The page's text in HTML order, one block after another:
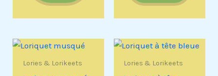
Lories & Lorikeets Lories & Lorikeets